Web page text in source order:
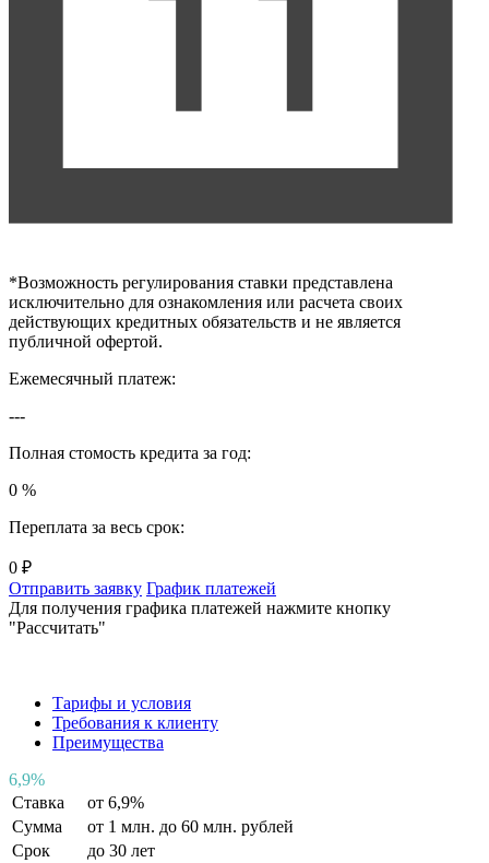
*Возможность регулирования ставки представлена
исключительно для ознакомления или расчета своих
действующих кредитных обязательств и не является
публичной офертой.
Ежемесячный платеж:
---
Полная стомость кредита за год:
0 %
Переплата за весь срок:
0 ₽
Отправить заявку График платежей
Для получения графика платежей нажмите кнопку
"Рассчитать"
Тарифы и условия
Требования к клиенту
Преимущества
6,9%
Ставка
от 6,9%
Сумма
от 1 млн. до 60 млн. рублей
Срок
до 30 лет